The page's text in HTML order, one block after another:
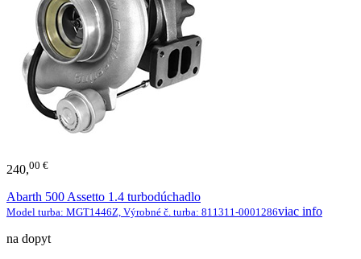
240,00 €
Abarth 500 Assetto 1.4 turbodúchadlo
Model turba: MGT1446Z, Výrobné č. turba: 811311-0001286viac info
na dopyt